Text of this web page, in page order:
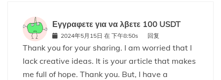
Εγγραφετε για να λβετε 100 USDT
2024年5月15日 在 下午8:50s 回复
Thank you for your sharing. I am worried that I
lack creative ideas. It is your article that makes
me full of hope. Thank you. But, I have a